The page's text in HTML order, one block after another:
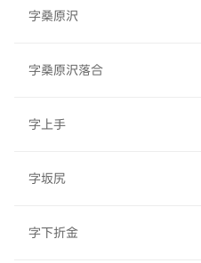
字桑原沢
字桑原沢落合
字上手
字坂尻
字下折金